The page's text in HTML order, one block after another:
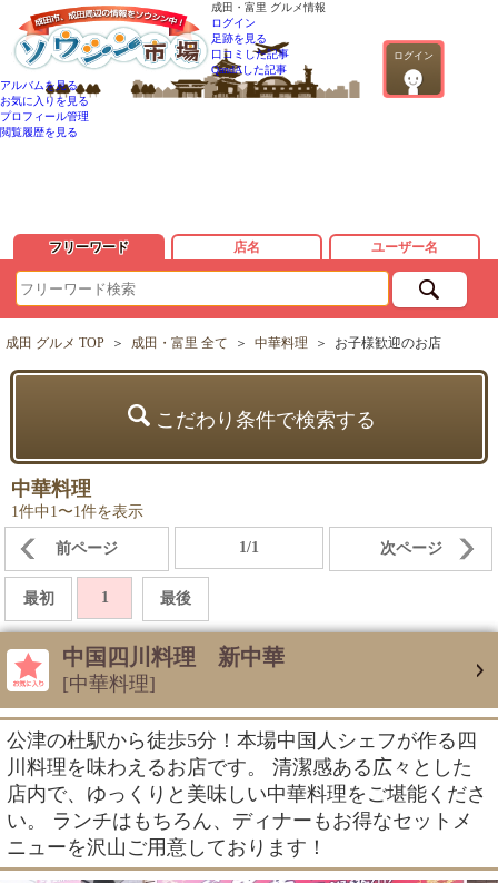
成田・富里 グルメ情報
ログイン
ログイン
足跡を見る
口コミした記事
QandAした記事
アルバムを見る
お気に入りを見る
プロフィール管理
閲覧履歴を見る
フリーワード 店名 ユーザー名
成田 グルメ TOP ＞ 成田・富里 全て ＞ 中華料理 ＞ お子様歓迎のお店
こだわり条件で検索する
中華料理
1件中1〜1件を表示
前ページ 1/1 次ページ
最初 1 最後
中国四川料理 新中華
[中華料理]
公津の杜駅から徒歩5分！本場中国人シェフが作る四
川料理を味わえるお店です。 清潔感ある広々とした
店内で、ゆっくりと美味しい中華料理をご堪能くださ
い。 ランチはもちろん、ディナーもお得なセットメ
ニューを沢山ご用意しております！